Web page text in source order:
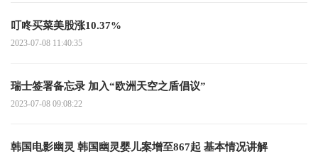
叮咚买菜美股涨10.37%
2023-07-08 11:40:35
瑞士签署备忘录 加入“欧洲天空之盾倡议”
2023-07-08 09:08:22
韩国电影幽灵 韩国幽灵婴儿案增至867起 基本情况讲解